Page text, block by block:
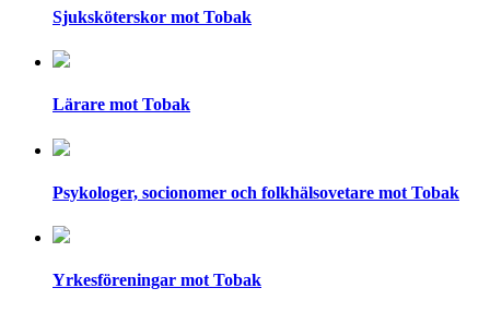
Sjuksköterskor mot Tobak
Lärare mot Tobak
Psykologer, socionomer och folkhälsovetare mot Tobak
Yrkesföreningar mot Tobak